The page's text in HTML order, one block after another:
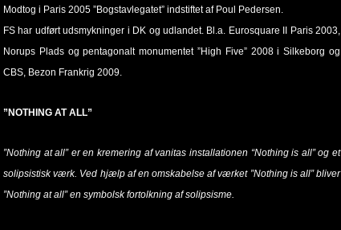
Modtog i Paris 2005 ”Bogstavlegatet” indstiftet af Poul Pedersen.
FS har udført udsmykninger i DK og udlandet. Bl.a. Eurosquare II Paris 2003,
Norups Plads og pentagonalt monumentet ”High Five” 2008 i Silkeborg og
CBS, Bezon Frankrig 2009.
”NOTHING AT ALL”
”Nothing at all” er en kremering af vanitas installationen “Nothing is all” og et
solipsistisk værk. Ved hjælp af en omskabelse af værket ”Nothing is all” bliver
”Nothing at all” en symbolsk fortolkning af solipsisme.